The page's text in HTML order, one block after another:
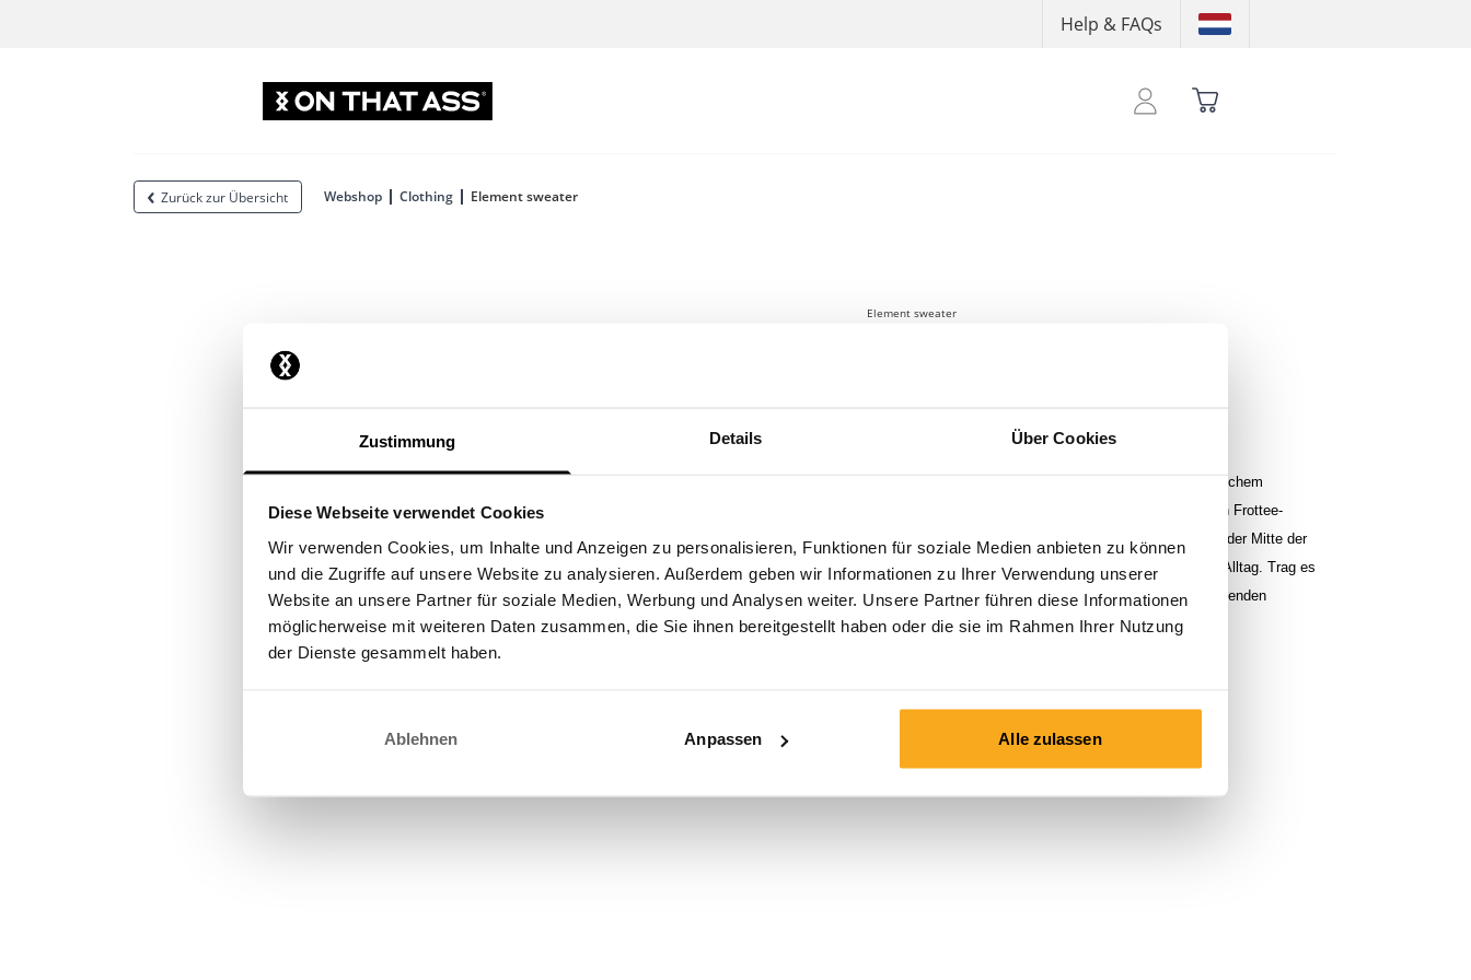
Zustimmung Details Über Cookies
Diese Webseite verwendet Cookies
Wir verwenden Cookies, um Inhalte und Anzeigen zu personalisieren, Funktionen für soziale Medien anbieten zu können
und die Zugriffe auf unsere Website zu analysieren. Außerdem geben wir Informationen zu Ihrer Verwendung unserer
Website an unsere Partner für soziale Medien, Werbung und Analysen weiter. Unsere Partner führen diese Informationen
möglicherweise mit weiteren Daten zusammen, die Sie ihnen bereitgestellt haben oder die sie im Rahmen Ihrer Nutzung
der Dienste gesammelt haben.
Ablehnen Anpassen Alle zulassen
Help & FAQs
Zurück zur Übersicht Webshop Clothing Element sweater
Element sweater
Der Element Sweater kombiniert Stil und Komfort mit weichem
Baumwoll-Polyester-Gemisch und einem atmungsaktiven Frottee-
Futter. Das zeitlose Design und der dezente Logoprint in der Mitte der
Brust machen dieses Sweatshirt absolut perfekt für den Alltag. Trag es
einfach so ganz lässig oder kombiniere es mit einer passenden
Jogginghose für den kompletten Look.